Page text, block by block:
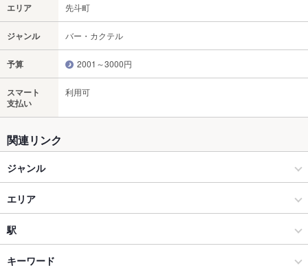
エリア 先斗町
ジャンル バー・カクテル
予算 2001～3000円
スマート
支払い
利用可
関連リンク
ジャンル
バー・カクテル
バー・カクテル
祇園・先斗町 × バー・カクテル
エリア
先斗町
先斗町 × バー・カクテル
駅
京都河原町駅
キーワード